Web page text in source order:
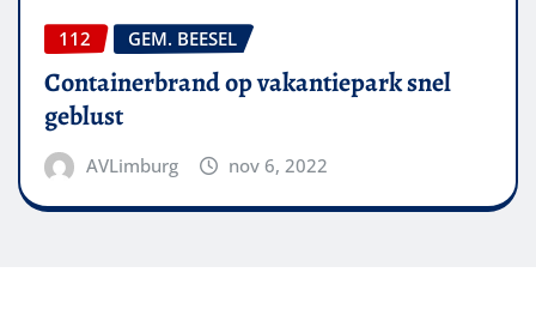
112 GEM. BEESEL
Containerbrand op vakantiepark snel
geblust
AVLimburg nov 6, 2022